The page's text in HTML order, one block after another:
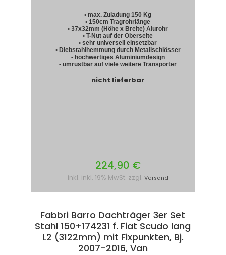
• max. Zuladung 150 Kg
• 150cm Tragrohrlänge
• 37x32mm (Höhe x Breite) Alurohr
• T-Nut auf der Oberseite
• sehr universell einsetzbar
• Diebstahlhemmung durch Metallschlösser
• hochwertiges Aluminiumdesign
• umrüstbar auf viele weitere Transporter
nicht lieferbar
224,90 €
inkl. inkl. 19% MwSt. zzgl. Versand
Fabbri Barro Dachträger 3er Set
Stahl 150+174231 f. Fiat Scudo lang
L2 (3122mm) mit Fixpunkten, Bj.
2007-2016, Van